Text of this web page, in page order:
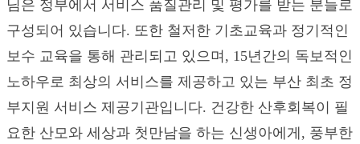
님은 정부에서 서비스 품질관리 및 평가를 받는 분들로
구성되어 있습니다. 또한 철저한 기초교육과 정기적인
보수 교육을 통해 관리되고 있으며, 15년간의 독보적인
노하우로 최상의 서비스를 제공하고 있는 부산 최초 정
부지원 서비스 제공기관입니다. 건강한 산후회복이 필
요한 산모와 세상과 첫만남을 하는 신생아에게, 풍부한